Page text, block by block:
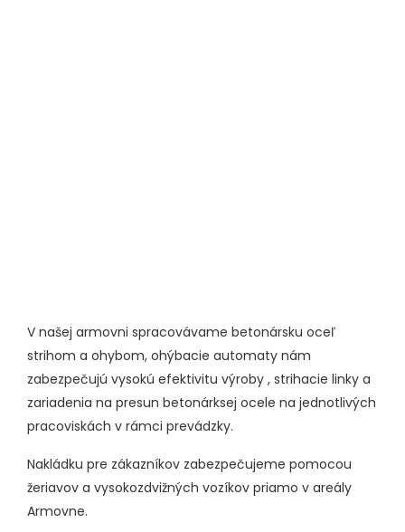
V našej armovni spracovávame betonársku oceľ
strihom a ohybom, ohýbacie automaty nám
zabezpečujú vysokú efektivitu výroby , strihacie linky a
zariadenia na presun betonárksej ocele na jednotlivých
pracoviskách v rámci prevádzky.
Nakládku pre zákazníkov zabezpečujeme pomocou
žeriavov a vysokozdvižných vozíkov priamo v areály
Armovne.